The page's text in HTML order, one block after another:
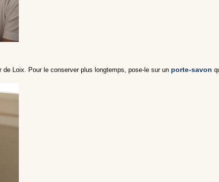
Loix. Pour le conserver plus longtemps, pose-le sur un porte-savon